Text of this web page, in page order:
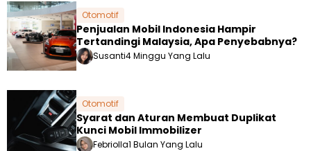
Otomotif
Penjualan Mobil Indonesia Hampir
Tertandingi Malaysia, Apa Penyebabnya?
Susanti4 Minggu Yang Lalu
Otomotif
Syarat dan Aturan Membuat Duplikat
Kunci Mobil Immobilizer
Febriolla1 Bulan Yang Lalu